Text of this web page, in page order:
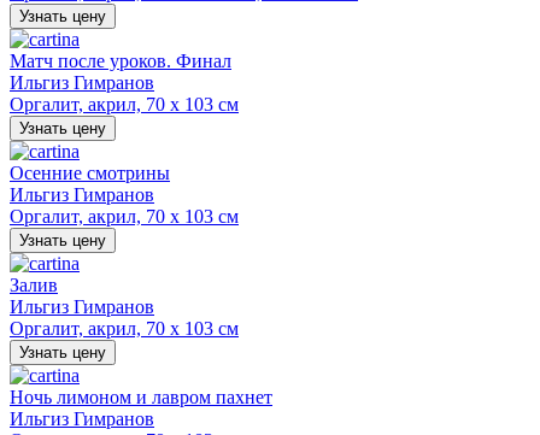
Узнать цену
Матч после уроков. Финал
Ильгиз Гимранов
Оргалит, акрил, 70 х 103 см
Узнать цену
Осенние смотрины
Ильгиз Гимранов
Оргалит, акрил, 70 х 103 см
Узнать цену
Залив
Ильгиз Гимранов
Оргалит, акрил, 70 х 103 см
Узнать цену
Ночь лимоном и лавром пахнет
Ильгиз Гимранов